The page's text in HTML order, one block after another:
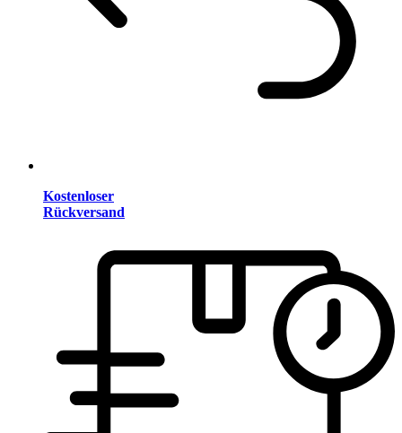
Kostenloser
Rückversand